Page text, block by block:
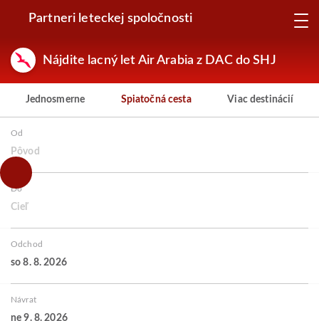
Partneri leteckej spoločnosti
Nájdite lacný let Air Arabia z DAC do SHJ
Jednosmerne Spiatočná cesta Viac destinácií
Od
Pôvod
Do
Cieľ
Odchod
so 8. 8. 2026
Návrat
ne 9. 8. 2026